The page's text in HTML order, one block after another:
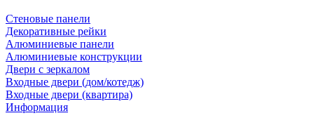
Стеновые панели
Декоративные рейки
Алюминиевые панели
Алюминиевые конструкции
Двери с зеркалом
Входные двери (дом/котедж)
Входные двери (квартира)
Информация